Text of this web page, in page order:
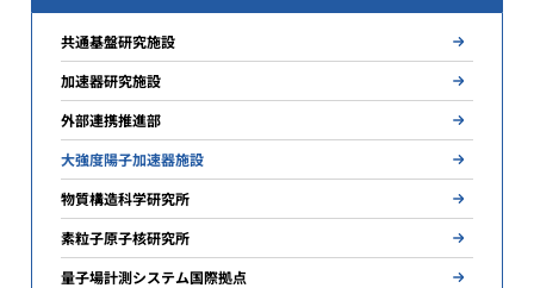
共通基盤研究施設
加速器研究施設
外部連携推進部
大強度陽子加速器施設
物質構造科学研究所
素粒子原子核研究所
量子場計測システム国際拠点